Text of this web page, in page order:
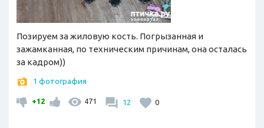
Позируем за жиловую кость. Погрызанная и
зажамканная, по техническим причинам, она осталась
за кадром))
1 фотография
+12 471 12 0